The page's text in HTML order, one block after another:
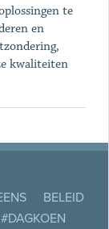
te
en
kwaliteiten
BELEID
#DAGKOEN